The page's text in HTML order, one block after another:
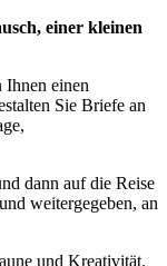
einer kleinen
Ihnen einen
Sie Briefe an
dann auf die Reise
weitergegeben, an
und Kreativität.